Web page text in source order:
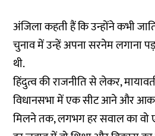
अंजिला कहती हैं कि उन्होंने कभी
चुनाव में उन्हें अपना सरनेम लगाना
थी.
हिंदुत्व की राजनीति से लेकर,
विधानसभा में एक सीट आने और
मिलने तक, लगभग हर सवाल का वो